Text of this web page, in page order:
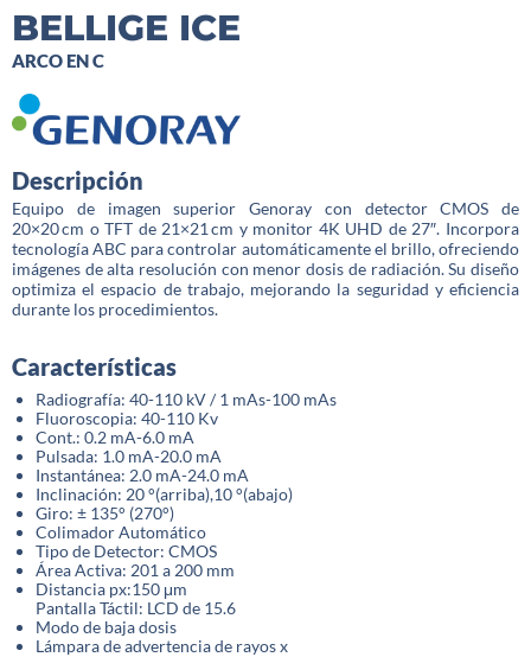
BELLIGE ICE
ARCO EN C
Descripción
Equipo de imagen superior Genoray con detector CMOS de
20×20 cm o TFT de 21×21 cm y monitor 4K UHD de 27″. Incorpora
tecnología ABC para controlar automáticamente el brillo, ofreciendo
imágenes de alta resolución con menor dosis de radiación. Su diseño
optimiza el espacio de trabajo, mejorando la seguridad y eficiencia
durante los procedimientos.
Características
Radiografía: 40-110 kV / 1 mAs-100 mAs
Fluoroscopia: 40-110 Kv
Cont.: 0.2 mA-6.0 mA
Pulsada: 1.0 mA-20.0 mA
Instantánea: 2.0 mA-24.0 mA
Inclinación: 20 °(arriba),10 °(abajo)
Giro: ± 135° (270°)
Colimador Automático
Tipo de Detector: CMOS
Área Activa: 201 a 200 mm
Distancia px:150 μm
Pantalla Táctil: LCD de 15.6
Modo de baja dosis
Lámpara de advertencia de rayos x